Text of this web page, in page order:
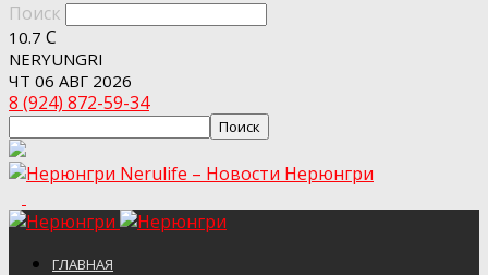
Поиск
10.7 C
NERYUNGRI
ЧТ 06 АВГ 2026
8 (924) 872-59-34
Nerulife – Новости Нерюнгри
ГЛАВНАЯ